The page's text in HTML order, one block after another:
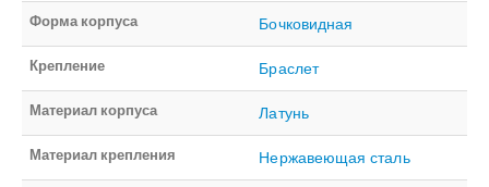
Форма корпуса Бочковидная
Крепление Браслет
Материал корпуса Латунь
Материал крепления Нержавеющая сталь